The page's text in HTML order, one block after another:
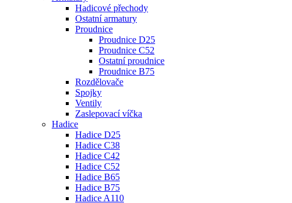
Hadicové přechody
Ostatní armatury
Proudnice
Proudnice D25
Proudnice C52
Ostatní proudnice
Proudnice B75
Rozdělovače
Spojky
Ventily
Zaslepovací víčka
Hadice
Hadice D25
Hadice C38
Hadice C42
Hadice C52
Hadice B65
Hadice B75
Hadice A110